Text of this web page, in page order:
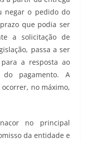
negar o pedido do
que podia ser
a solicitação de
passa a ser
a resposta ao
pagamento. A
no máximo,
no principal
da entidade e